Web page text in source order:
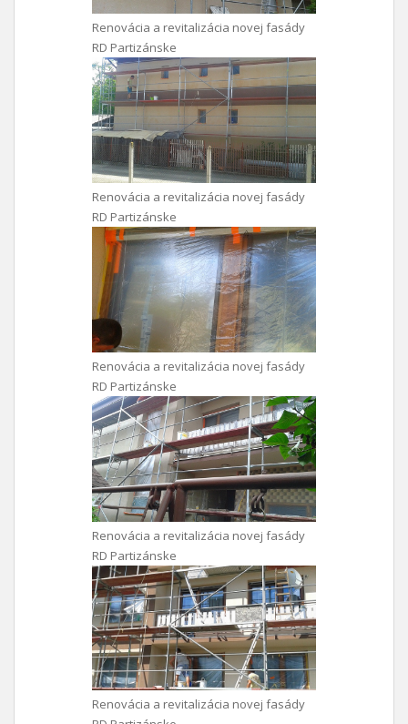
Renovácia a revitalizácia novej fasády
RD Partizánske
Renovácia a revitalizácia novej fasády
RD Partizánske
Renovácia a revitalizácia novej fasády
RD Partizánske
Renovácia a revitalizácia novej fasády
RD Partizánske
Renovácia a revitalizácia novej fasády